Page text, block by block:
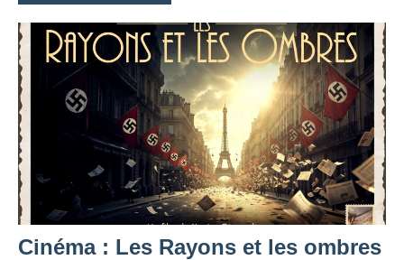
Cinéma : Les Rayons et les ombres